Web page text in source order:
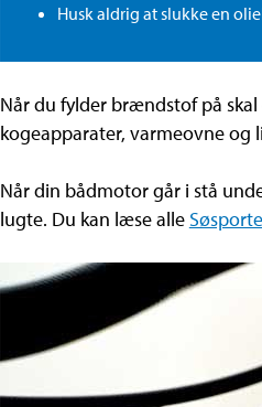
Husk aldrig at slukke en
Når du fylder brændstof på
kogeapparater, varmeovne og
Når din bådmotor går i stå
lugte. Du kan læse alle